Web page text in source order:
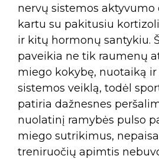
nervų sistemos aktyvumo
kartu su pakitusiu
ir kitų hormonų santykiu.
paveikia ne tik raumenų
miego kokybę, nuotaiką
sistemos veiklą, todėl
patiria dažnesnes
nuolatinį ramybės pulso
miego sutrikimus,
treniruočių apimtis